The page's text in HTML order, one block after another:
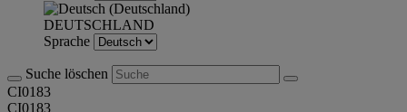
DEUTSCHLAND
Sprache
Suche löschen
CI0183
CI0183